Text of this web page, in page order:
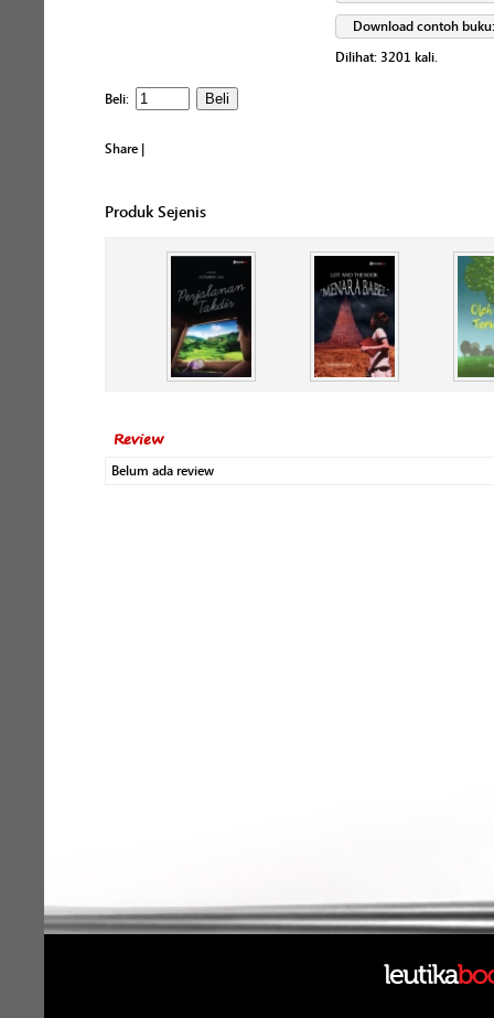
Download contoh
Dilihat: 3201 kali.
Beli:
Share |
Produk Sejenis
Review
Belum ada review